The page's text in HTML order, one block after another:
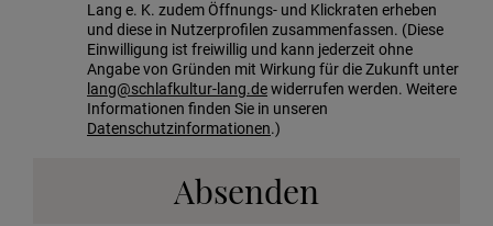
Lang e. K. zudem Öffnungs- und Klickraten erheben
und diese in Nutzerprofilen zusammenfassen. (Diese
Einwilligung ist freiwillig und kann jederzeit ohne
Angabe von Gründen mit Wirkung für die Zukunft unter
lang@schlafkultur-lang.dewiderrufen werden. Weitere
Informationen finden Sie in unseren
Datenschutzinformationen.)
Absenden